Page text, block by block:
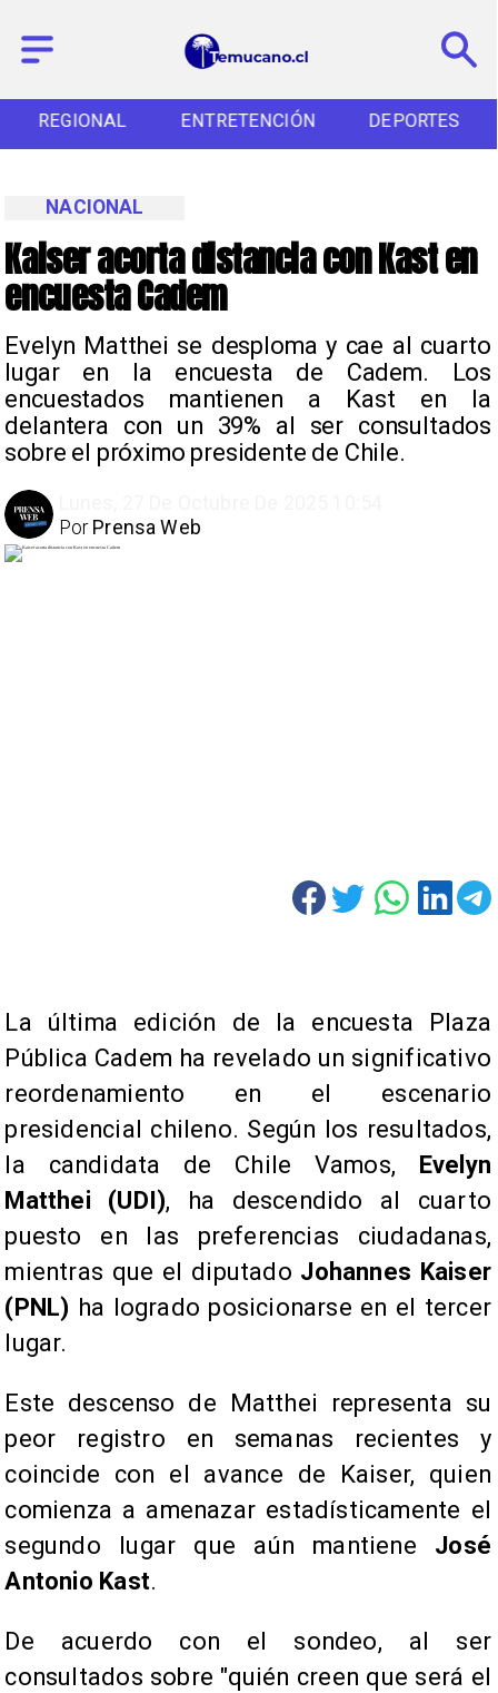
REGIONAL ENTRETENCIÓN DEPORTES
Kaiser acorta distancia con Kast en
encuesta Cadem
Evelyn Matthei se desploma y cae al cuarto
lugar en la encuesta de Cadem. Los
encuestados mantienen a Kast en la
delantera con un 39% al ser consultados
sobre el próximo presidente de Chile.
NACIONAL
Prensa Web
Por
La última edición de la encuesta Plaza
Pública Cadem ha revelado un significativo
reordenamiento en el escenario
presidencial chileno. Según los resultados,
la candidata de Chile Vamos, Evelyn
Matthei (UDI), ha descendido al cuarto
puesto en las preferencias ciudadanas,
mientras que el diputado Johannes Kaiser
(PNL) ha logrado posicionarse en el tercer
lugar.
Este descenso de Matthei representa su
peor registro en semanas recientes y
coincide con el avance de Kaiser, quien
comienza a amenazar estadísticamente el
segundo lugar que aún mantiene José
Antonio Kast.
De acuerdo con el sondeo, al ser
consultados sobre "quién creen que será el